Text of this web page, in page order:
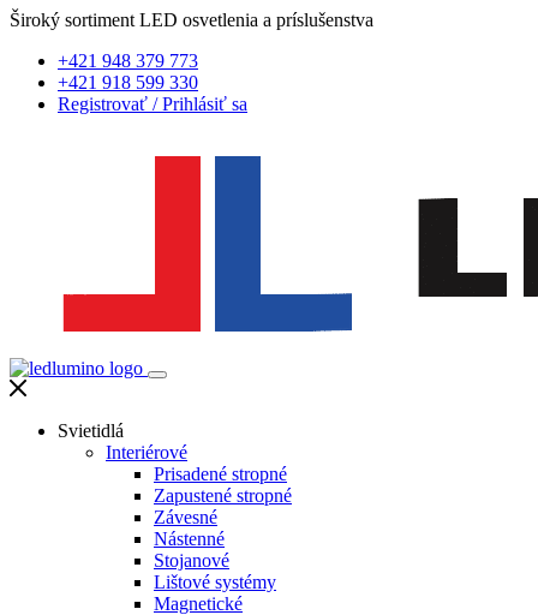
Široký sortiment LED osvetlenia a príslušenstva
+421 948 379 773
+421 918 599 330
Registrovať /Prihlásiť sa
Svietidlá
Interiérové
Prisadené stropné
Zapustené stropné
Závesné
Nástenné
Stojanové
Lištové systémy
Magnetické